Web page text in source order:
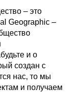
– это
Geographic –
и о
создан с
нас, то мы
и получаем